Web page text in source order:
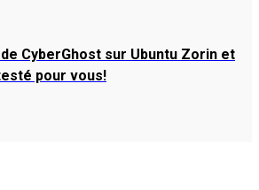
CyberGhost sur Ubuntu Zorin et
pour vous!